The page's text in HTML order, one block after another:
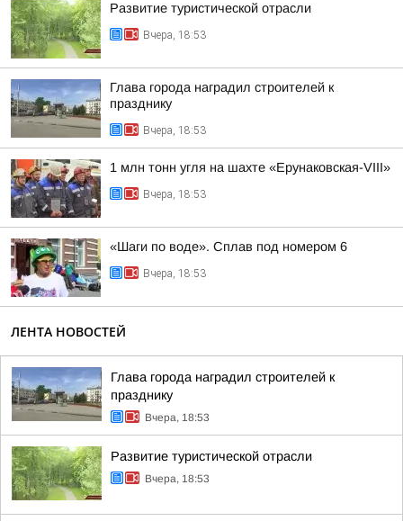
Развитие туристической отрасли
Вчера, 18:53
Глава города наградил строителей к
празднику
Вчера, 18:53
1 млн тонн угля на шахте «Ерунаковская-VIII»
Вчера, 18:53
«Шаги по воде». Сплав под номером 6
Вчера, 18:53
ЛЕНТА НОВОСТЕЙ
Глава города наградил строителей к
празднику
Вчера, 18:53
Развитие туристической отрасли
Вчера, 18:53